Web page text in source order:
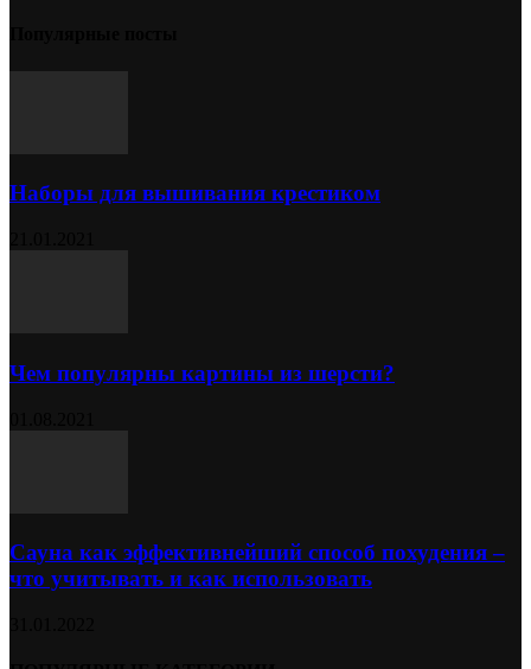
Наборы для вышивания крестиком
Чем популярны картины из шерсти?
Сауна как эффективнейший способ похудения –
что учитывать и как использовать